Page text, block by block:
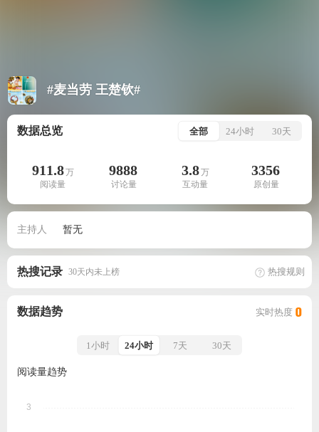
#麦当劳 王楚钦#
数据总览 全部 24小时 30天
911.8万
阅读量
9888
讨论量
3.8万
互动量
3356
原创量
主持人 暂无
热搜记录 30天内未上榜 热搜规则
数据趋势 实时热度 0
1小时 24小时 7天 30天
阅读量趋势